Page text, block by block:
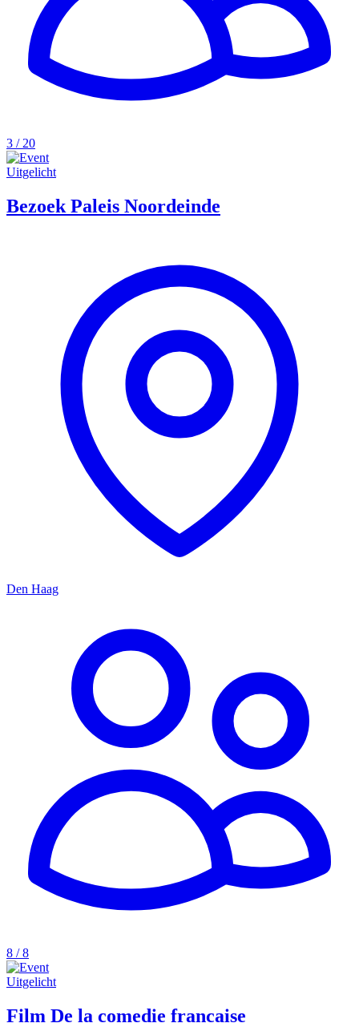
3 / 20
Uitgelicht
Bezoek Paleis Noordeinde
Den Haag
8 / 8
Uitgelicht
Film De la comedie francaise